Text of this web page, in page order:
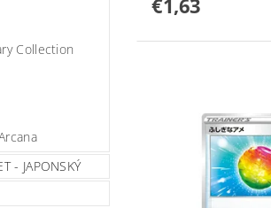
Collection
- JAPONSKÝ
€1,63